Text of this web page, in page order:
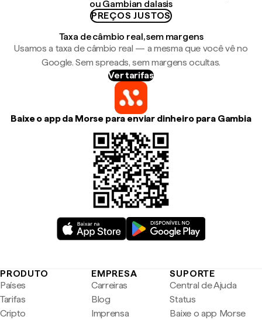
ou Gambian dalasis
PREÇOS JUSTOS
Taxa de câmbio real, sem margens
Usamos a taxa de câmbio real — a mesma que você vê no
Google. Sem spreads, sem margens ocultas.
Ver tarifas
Baixe o app da Morse para enviar dinheiro para Gambia
PRODUTO
Países
Tarifas
Cripto
EMPRESA
Carreiras
Blog
Imprensa
SUPORTE
Central de Ajuda
Status
Baixe o app Morse